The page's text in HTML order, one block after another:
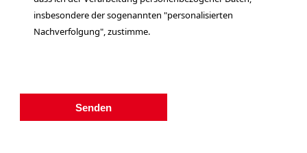
insbesondere der sogenannten "personalisierten
Nachverfolgung", zustimme.
Senden